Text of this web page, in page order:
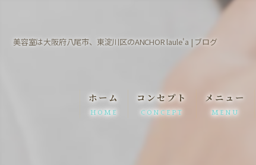
美容室は大阪府八尾市、東淀川区のANCHOR laule'a | ブログ
ホーム
HOME
コンセプト
CONCEPT
メニュー
MENU